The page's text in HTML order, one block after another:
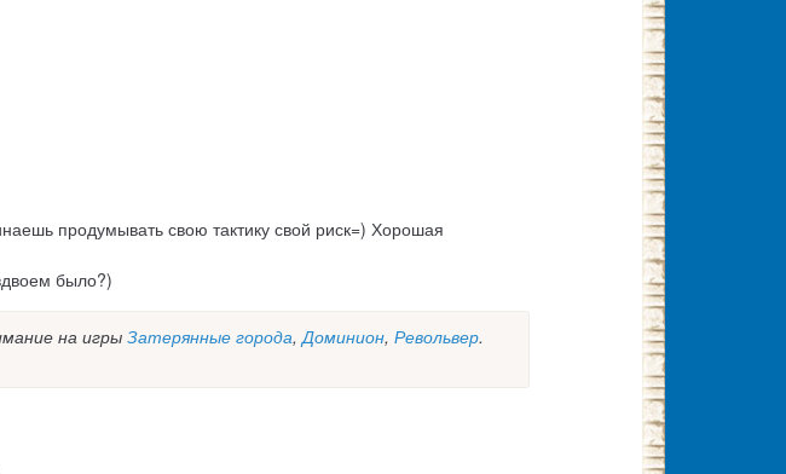
продумывать свою тактику свой риск=) Хорошая
было?)
на игрыЗатерянные города,Доминион, Револьвер.